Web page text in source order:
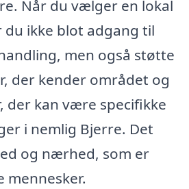
Når du vælger en lokal
ikke blot adgang til
men også støtte
der kender området og
der kan være specifikke
i nemlig Bjerre. Det
og nærhed, som er
mennesker.